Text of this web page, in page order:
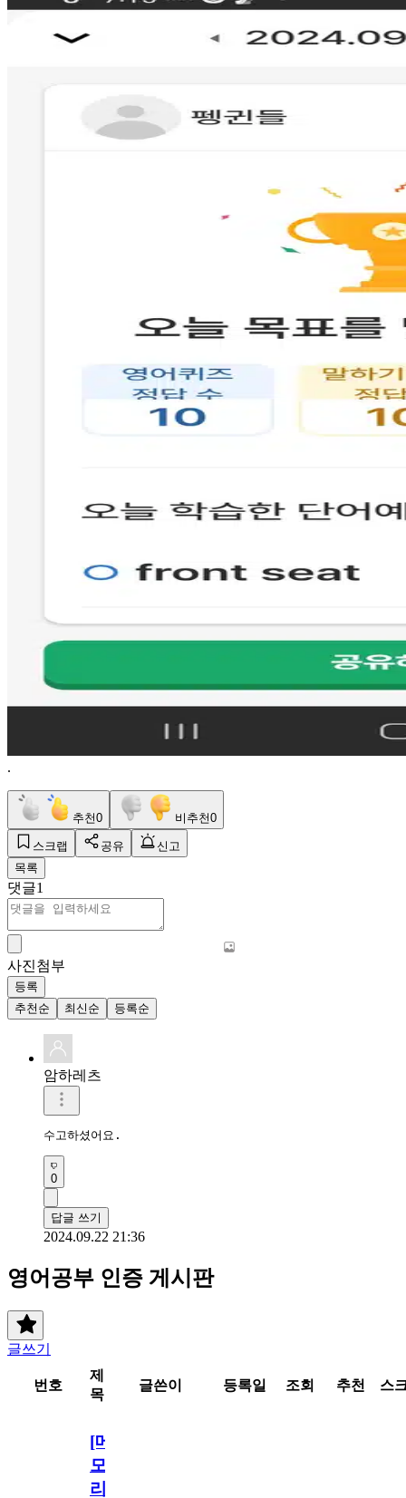
.
추천0 비추천0
스크랩 공유
신고
목록
댓글1
사진첨부
등록
추천순
최신순 등록순
암하레츠
수고하셨어요.
0
답글 쓰기
2024.09.22 21:36
영어공부 인증 게시판
글쓰기
번호
제
목
글쓴이 등록일 조회 추천 스
[메
모
리